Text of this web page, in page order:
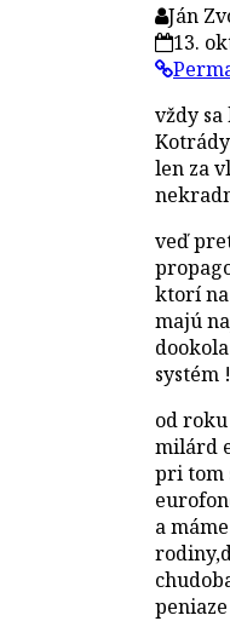
Ján
13.
vždy
len za
veď
ktorí
majú
systém !
od
milárd
pri tom
a
peniaze